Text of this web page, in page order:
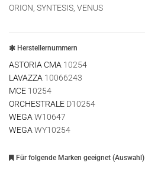
ORION, SYNTESIS, VENUS
Herstellernummern
ASTORIA CMA 10254
LAVAZZA 10066243
MCE 10254
ORCHESTRALE D10254
WEGA W10647
WEGA WY10254
Für folgende Marken geeignet (Auswahl)